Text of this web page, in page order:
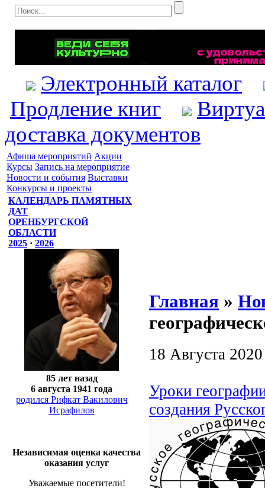
Электронный каталог
Продление книг
доставка документов
Афиша мероприятий Акции
Курсы Запись на мероприятие
Новости и события Выставки
Конкурсы и проекты
КАЛЕНДАРЬ ПАМЯТНЫХ
ДАТ
ОРЕНБУРГСКОЙ
ОБЛАСТИ
2025 · 2026
85 лет назад
6 августа 1941 года
родился Рифкат Вакилович
Исрафилов
Независимая оценка качества
оказания услуг
Уважаемые посетители!
Главная »
18 Августа 2020
Уроки
создания